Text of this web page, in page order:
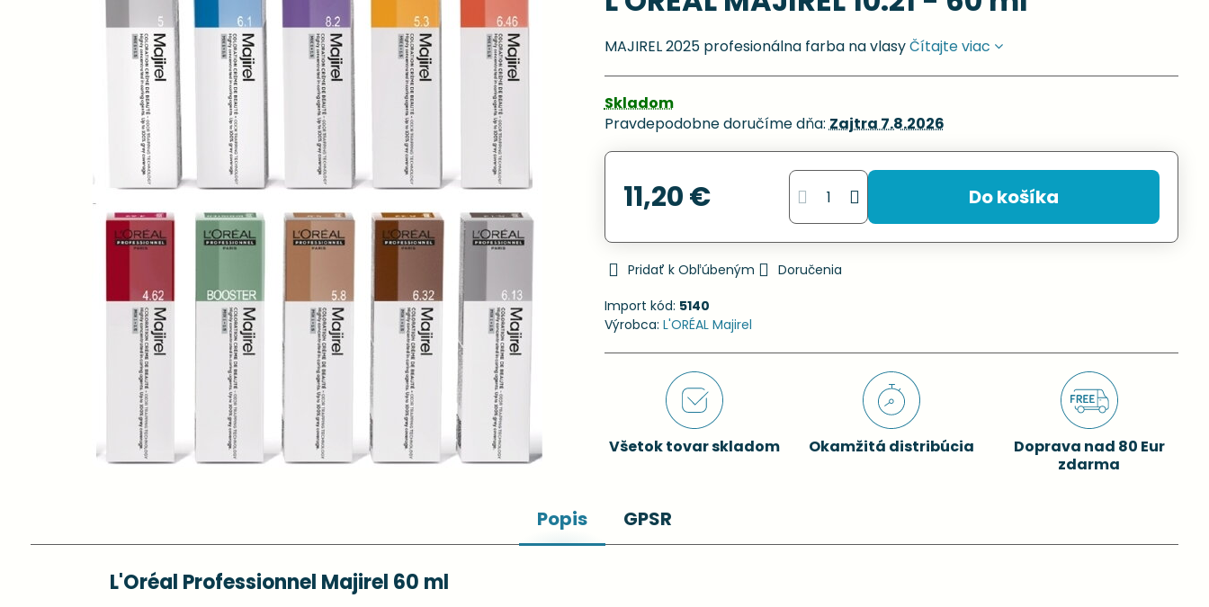
MAJIREL 2025 profesionálna farba na vlasyČítajte viac
Skladom
Pravdepodobne doručíme dňa:Zajtra7.8.2026
11,20 € Do košíka
Pridať k Obľúbeným
Doručenia
Import kód: 5140
Výrobca: L'ORÉAL Majirel
Všetok tovar skladom Okamžitá distribúcia
Doprava nad 80 Eur
zdarma
Popis GPSR
L'Oréal Professionnel Majirel 60 ml